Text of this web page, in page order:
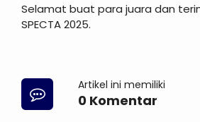
Selamat buat para juara dan
SPECTA 2025.
Artikel ini memiliki
0 Komentar